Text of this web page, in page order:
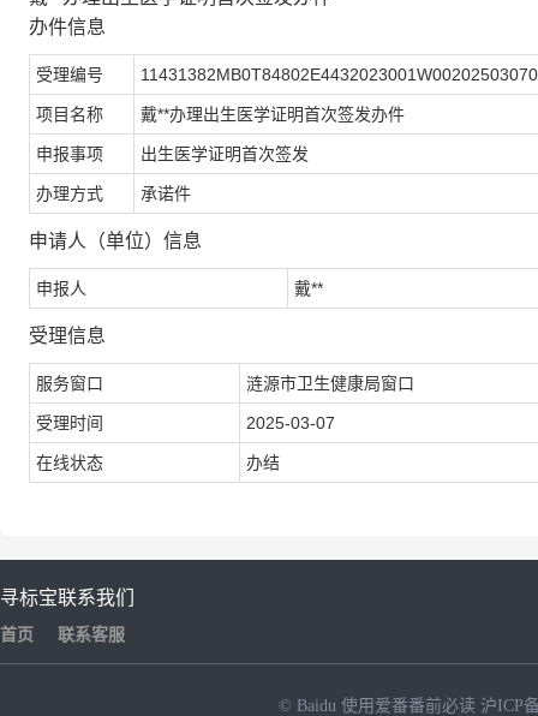
办件信息
受理编号
项目名称 戴**办理出生医学证明首次签发办件
申报事项 出生医学证明首次签发
办理方式 承诺件
申请人（单位）信息
申报人 戴**
受理信息
服务窗口 涟源市卫生健康局窗口
受理时间 2025-03-07
在线状态 办结
寻标宝
首页
联系我们
联系客服
© Baidu 使用爱番番前必读 沪ICP